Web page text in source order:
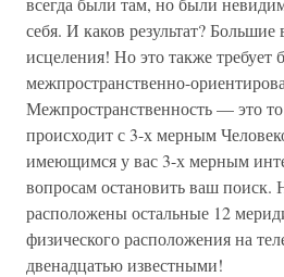
себя. И каков результат?
исцеления! Но это также требует
межпространственно-
Межпространственность — это
происходит с 3-х мерным
имеющимся у вас 3-х мерным
вопросам остановить ваш поиск.
расположены остальные 12
физического расположения на
двенадцатью известными!